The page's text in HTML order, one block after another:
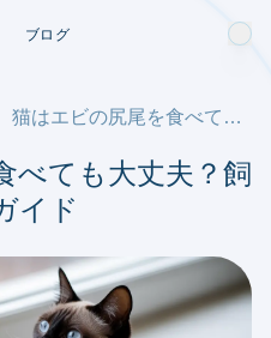
ブログ
猫はエビの尻尾を食べても大丈夫？飼い主のための安全ガイド
べても大丈夫？飼
イド